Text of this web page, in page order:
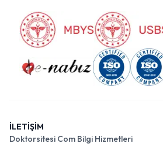
İLETİŞİM
Doktorsitesi Com Bilgi Hizmetleri